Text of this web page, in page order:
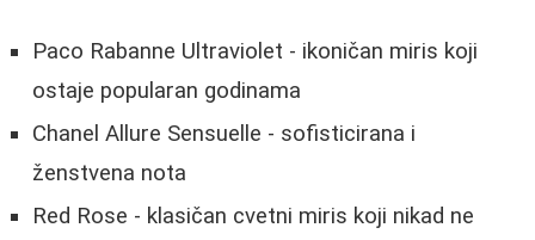
Paco Rabanne Ultraviolet - ikoničan miris koji
ostaje popularan godinama
Chanel Allure Sensuelle - sofisticirana i
ženstvena nota
Red Rose - klasičan cvetni miris koji nikad ne